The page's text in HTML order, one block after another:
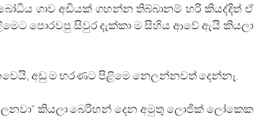
ගාව අඩියක් ගහන්න තිබ්බානම් හරි කියද්දිත් ඒ
පොරවපු සිවුර දැක්කා ම සිහිය ආවේ ඇයි කියලා
අඩු ම භරණට පිළිමෙ නෙලන්නවත් දෙන්නෑ.
කියලා බෙරිහන් දෙන අමුතු ලොජික් ලෝකෙක